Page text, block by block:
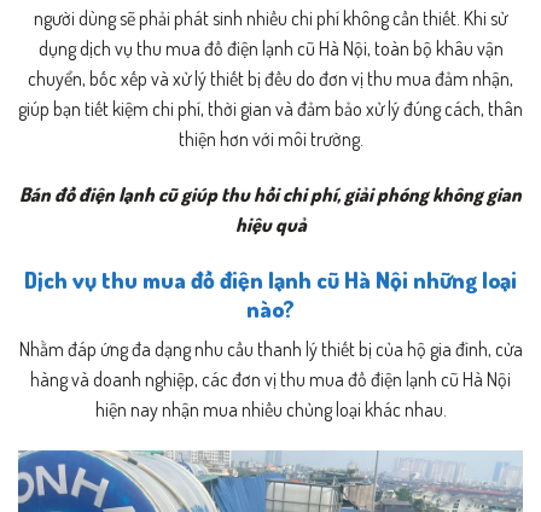
người dùng sẽ phải phát sinh nhiều chi phí không cần thiết. Khi sử
dụng dịch vụ thu mua đồ điện lạnh cũ Hà Nội, toàn bộ khâu vận
chuyển, bốc xếp và xử lý thiết bị đều do đơn vị thu mua đảm nhận,
giúp bạn tiết kiệm chi phí, thời gian và đảm bảo xử lý đúng cách, thân
thiện hơn với môi trường.
Bán đồ điện lạnh cũ giúp thu hồi chi phí, giải phóng không gian
hiệu quả
Dịch vụ thu mua đồ điện lạnh cũ Hà Nội những loại
nào?
Nhằm đáp ứng đa dạng nhu cầu thanh lý thiết bị của hộ gia đình, cửa
hàng và doanh nghiệp, các đơn vị thu mua đồ điện lạnh cũ Hà Nội
hiện nay nhận mua nhiều chủng loại khác nhau.